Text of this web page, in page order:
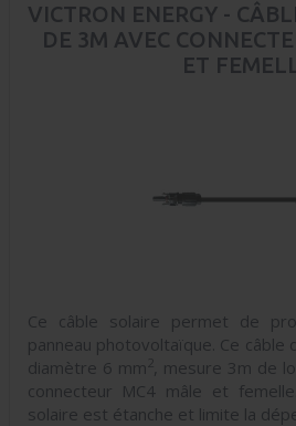
VICTRON ENERGY -
DE 3M AVEC
ET
Ce câble solaire permet de
panneau photovoltaïque. Ce
diamètre 6 mm2
, mesure 3m de
connecteur MC4 mâle et
solaire est étanche et limite la